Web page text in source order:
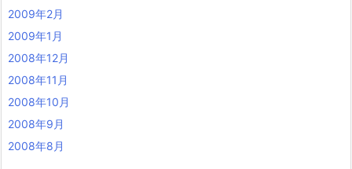
2009年2月
2009年1月
2008年12月
2008年11月
2008年10月
2008年9月
2008年8月